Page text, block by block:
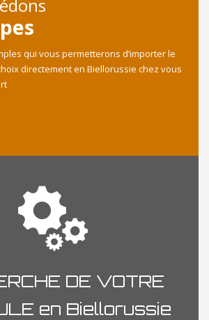
qui vous permetterons d’importer le
directement en Biellorussie chez vous
DE VOTRE
en Biellorussie